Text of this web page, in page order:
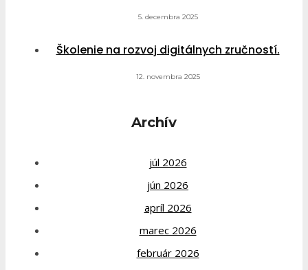
5. decembra 2025
Školenie na rozvoj digitálnych zručností.
12. novembra 2025
Archív
júl 2026
jún 2026
apríl 2026
marec 2026
február 2026